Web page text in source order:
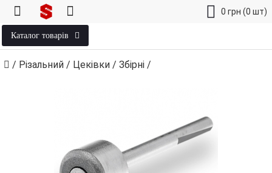
0 грн (0 шт)
Каталог товарів
/ Різальний / Цеківки / Збірні /